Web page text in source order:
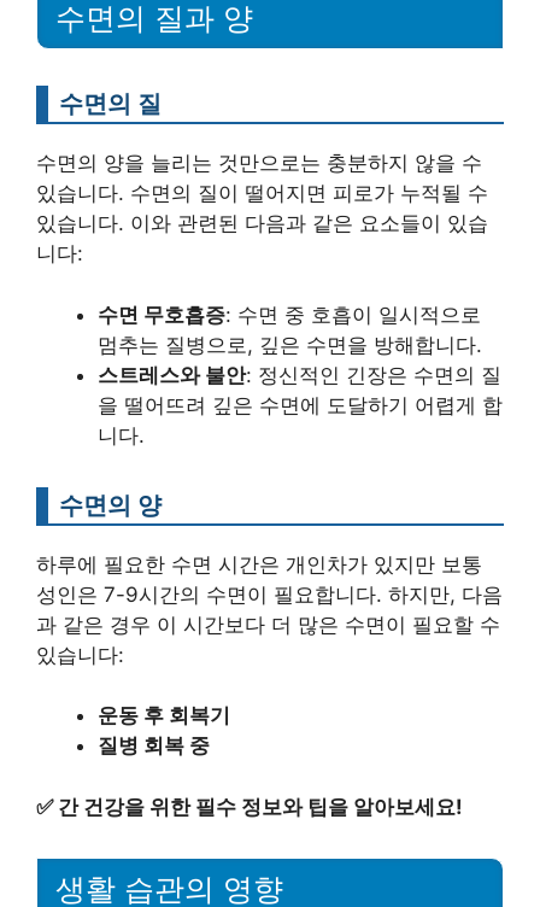
수면의 질과 양
수면의 질
수면의 양을 늘리는 것만으로는 충분하지 않을 수
있습니다. 수면의 질이 떨어지면 피로가 누적될 수
있습니다. 이와 관련된 다음과 같은 요소들이 있습
니다:
수면 무호흡증: 수면 중 호흡이 일시적으로
멈추는 질병으로, 깊은 수면을 방해합니다.
스트레스와 불안: 정신적인 긴장은 수면의 질
을 떨어뜨려 깊은 수면에 도달하기 어렵게 합
니다.
수면의 양
하루에 필요한 수면 시간은 개인차가 있지만 보통
성인은 7-9시간의 수면이 필요합니다. 하지만, 다음
과 같은 경우 이 시간보다 더 많은 수면이 필요할 수
있습니다:
운동 후 회복기
질병 회복 중
✅ 간 건강을 위한 필수 정보와 팁을 알아보세요!
생활 습관의 영향